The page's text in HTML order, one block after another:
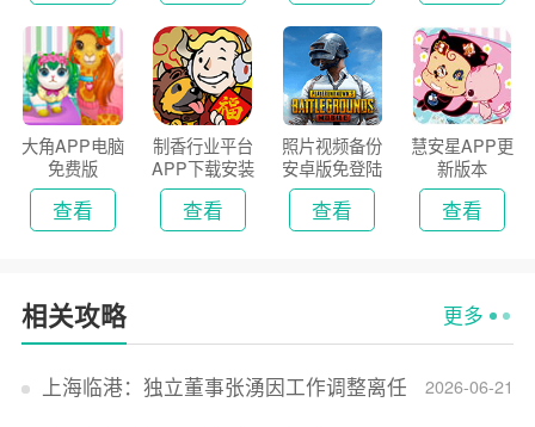
大角APP电脑
免费版
查看
制香行业平台
APP下载安装
2026
查看
照片视频备份
安卓版免登陆
版
查看
慧安星APP更
新版本
查看
相关攻略 更多
2026-06-21
上海临港：独立董事张湧因工作调整离任